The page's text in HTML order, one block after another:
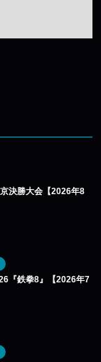
決勝大会【2026年8
『鉄拳8』【2026年7